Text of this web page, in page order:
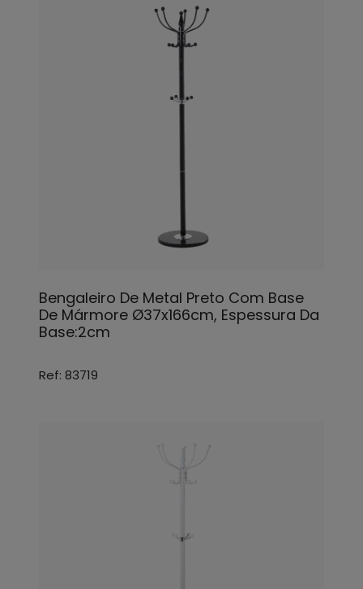
Bengaleiro De Metal Preto Com Base
De Mármore Ø37x166cm, Espessura Da
Base:2cm
Ref: 83719